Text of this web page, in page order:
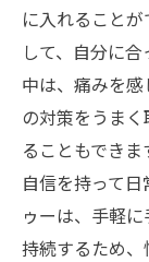
に入れること
して、自分に
中は、痛みを
の対策をうま
ることもできま
自信を持って
ゥーは、手軽
持続するため